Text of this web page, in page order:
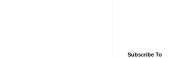
Subscribe To